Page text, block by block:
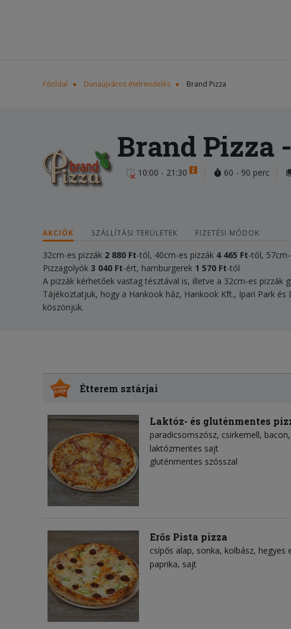
Főoldal Dunaújváros ételrendelés Brand Pizza
Brand Pizza
10:00 - 21:30 60 - 90 perc
AKCIÓK SZÁLLÍTÁSI TERÜLETEK FIZETÉSI MÓDOK
32cm-es pizzák 2 880 Ft-tól, 40cm-es pizzák 4465 Ft-tól,
Pizzagolyók 3 040 Ft-ért, hamburgerek 1 570 Ft-tól
A pizzák kérhetőek vastag tésztával is, illetve a 32cm-es
Tájékoztatjuk, hogy a Hankook ház, Hankook Kft., Ipari Park és
köszönjük.
Étterem sztárjai
Laktóz- és gluténmentes
paradicsomszósz csirkemell bacon
laktózmentes sajt
gluténmentes szósszal
Erős Pista pizza
csípős alap sonka kolbász hegyes
paprika sajt